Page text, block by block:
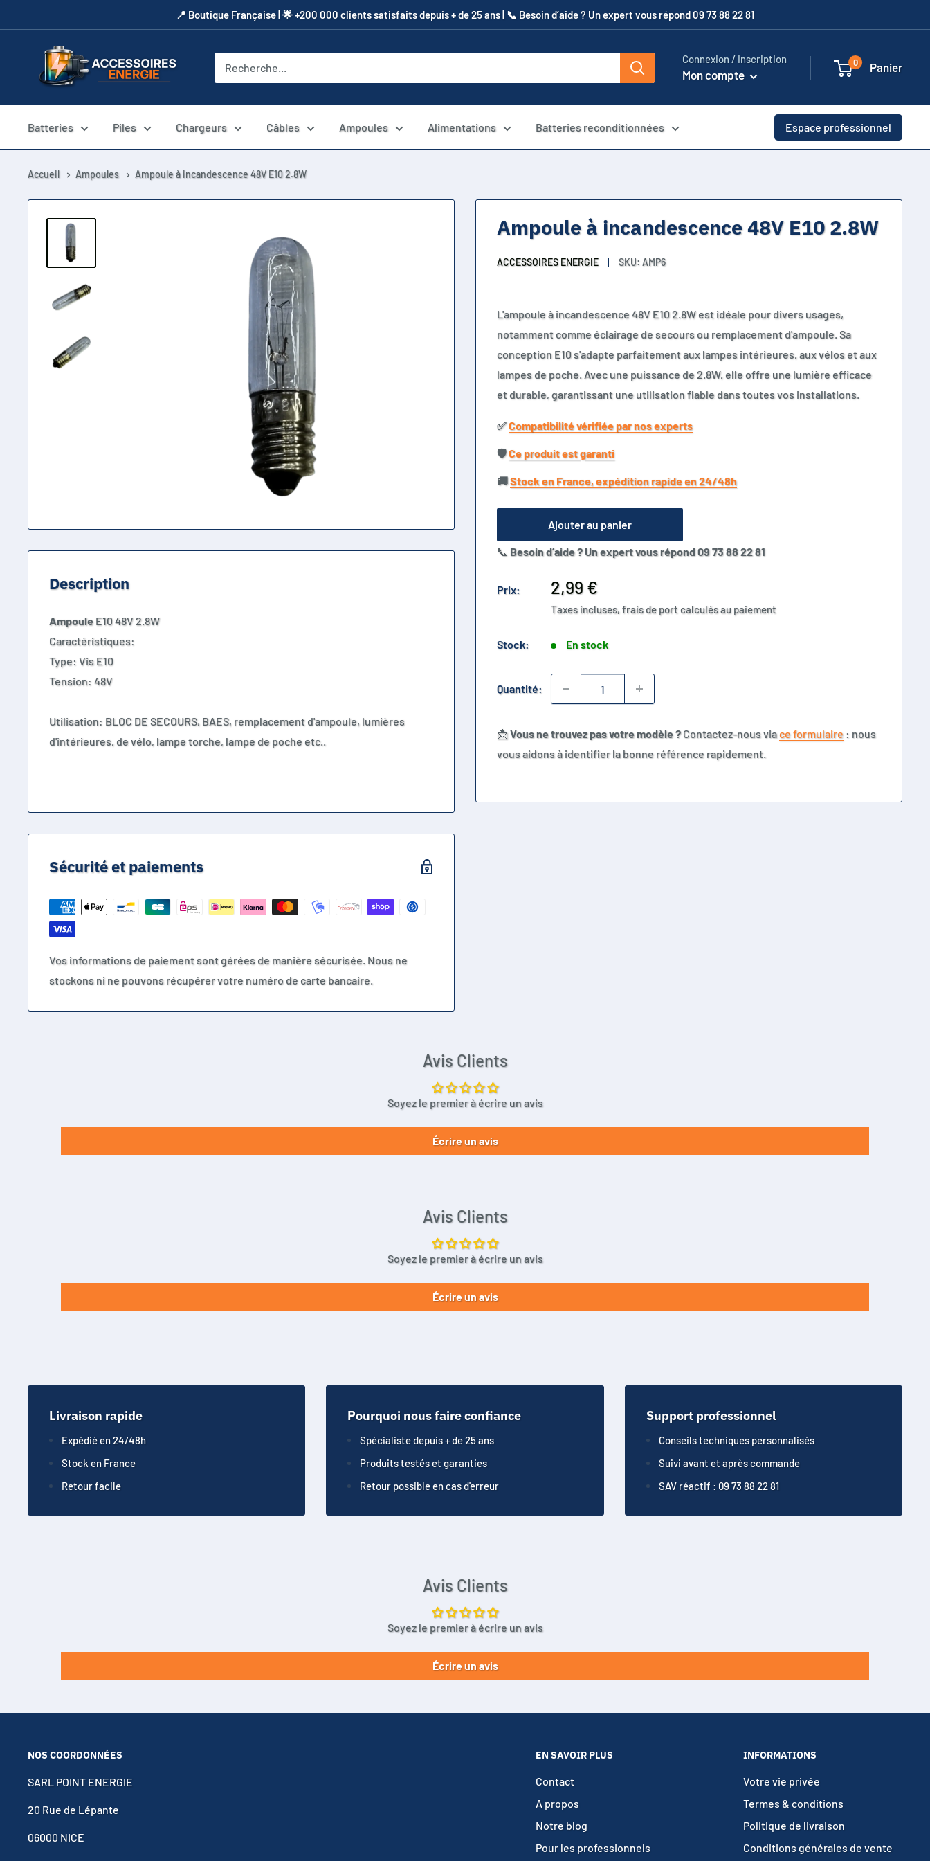
au
​📍​ Boutique Française | 🌟 +200 000 clients satisfaits depuis + de 25 ans | 📞​ Besoin d’aide ? Un expert vous répond 09 73 88 22 81
Accessoires
Energie
Connexion / Inscription
Mon compte
0 Panier
Batteries Piles Chargeurs Câbles Ampoules Alimentations Batteries reconditionnées Espace professionnel
Accueil Ampoules Ampoule à incandescence 48V E10 2.8W
Ampoule à incandescence 48V E10 2.8W
ACCESSOIRES ENERGIE SKU: AMP6
L'ampoule à incandescence 48V E10 2.8W est idéale pour divers usages,
notamment comme éclairage de secours ou remplacement d'ampoule. Sa
conception E10 s'adapte parfaitement aux lampes intérieures, aux vélos et aux
lampes de poche. Avec une puissance de 2.8W, elle offre une lumière efficace
et durable, garantissant une utilisation fiable dans toutes vos installations.
✅​Compatibilité vérifiée par nos experts
🛡️​Ce produit est garanti
🚚​Stock en France, expédition rapide en 24/48h
Ajouter au panier
📞 Besoin d’aide ? Un expert vous répond 09 73 88 22 81
Prix:
Prix
réduit
2,99 €
Taxes incluses, frais de port calculés au paiement
Stock: En stock
Quantité:
📩Vous ne trouvez pas votre modèle ?Contactez-nous viace formulaire : nous
vous aidons à identifier la bonne référence rapidement.
Description
Ampoule E10 48V 2.8W
Caractéristiques:
Type: Vis E10
Tension: 48V
Utilisation: BLOC DE SECOURS, BAES, remplacement d'ampoule, lumières
d'intérieures, de vélo, lampe torche, lampe de poche etc..
Sécurité et paiements
Vos informations de paiement sont gérées de manière sécurisée. Nous ne
stockons ni ne pouvons récupérer votre numéro de carte bancaire.
Avis Clients
Soyez le premier à écrire un avis
Écrire un avis
Avis Clients
Soyez le premier à écrire un avis
Écrire un avis
Livraison rapide
Expédié en 24/48h
Stock en France
Retour facile
Pourquoi nous faire confiance
Spécialiste depuis + de 25 ans
Produits testés et garanties
Retour possible en cas d'erreur
Support professionnel
Conseils techniques personnalisés
Suivi avant et après commande
SAV réactif : 09 73 88 22 81
Avis Clients
Soyez le premier à écrire un avis
Écrire un avis
NOS COORDONNÉES
SARL POINT ENERGIE
20 Rue de Lépante
06000 NICE
EN SAVOIR PLUS
Contact
A propos
Notre blog
Pour les professionnels
INFORMATIONS
Votre vie privée
Termes & conditions
Politique de livraison
Conditions générales de vente